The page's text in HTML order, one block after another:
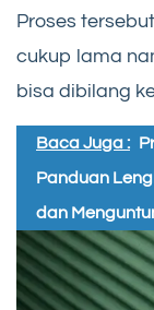
Proses
cukup lama
bisa dibilang
Baca Juga :
Panduan
dan